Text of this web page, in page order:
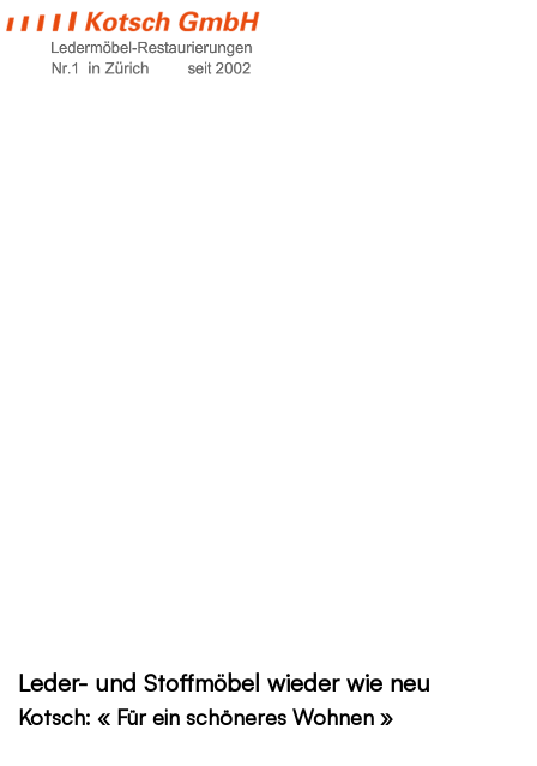
Leder- und Stoffmöbel wieder wie neu
Kotsch: « Für ein schöneres Wohnen »